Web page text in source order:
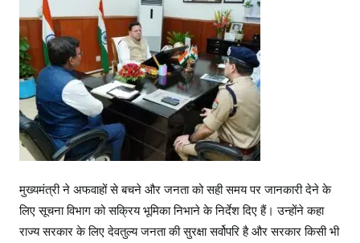
मुख्यमंत्री ने अफवाहों से बचने और जनता को सही समय पर जानकारी देने के
लिए सूचना विभाग को सक्रिय भूमिका निभाने के निर्देश दिए हैं। उन्होंने कहा
राज्य सरकार के लिए देवतुल्य जनता की सुरक्षा सर्वोपरि है और सरकार किसी भी